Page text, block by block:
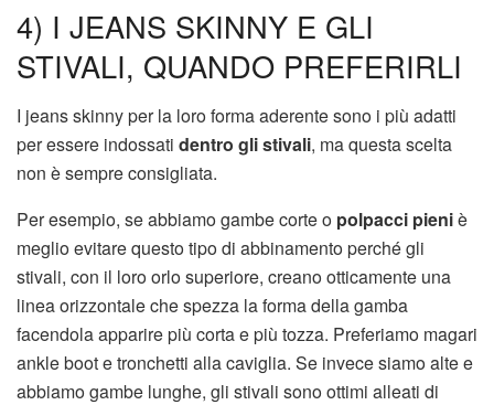
4) I JEANS SKINNY E GLI
STIVALI, QUANDO PREFERIRLI
I jeans skinny per la loro forma aderente sono i più adatti
per essere indossati dentro gli stivali, ma questa scelta
non è sempre consigliata.
Per esempio, se abbiamo gambe corte o polpacci pieniè
meglio evitare questo tipo di abbinamento perché gli
stivali, con il loro orlo superiore, creano otticamente una
linea orizzontale che spezza la forma della gamba
facendola apparire più corta e più tozza. Preferiamo magari
ankle boot e tronchetti alla caviglia. Se invece siamo alte e
abbiamo gambe lunghe, gli stivali sono ottimi alleati di